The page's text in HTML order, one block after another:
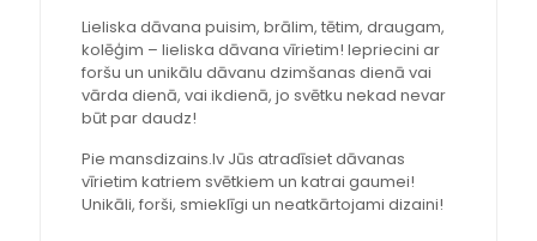
Lieliska dāvana puisim, brālim, tētim, draugam,
kolēģim – lieliska dāvana vīrietim! Iepriecini ar
foršu un unikālu dāvanu dzimšanas dienā vai
vārda dienā, vai ikdienā, jo svētku nekad nevar
būt par daudz!
Pie mansdizains.lv Jūs atradīsiet dāvanas
vīrietim katriem svētkiem un katrai gaumei!
Unikāli, forši, smieklīgi un neatkārtojami dizaini!